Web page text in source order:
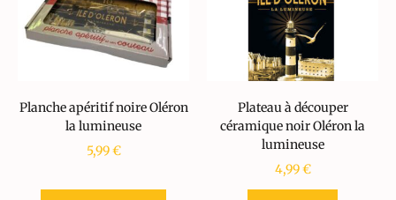
Planche apéritif noire Oléron
la lumineuse
5,99€
Plateau à découper
céramique noir Oléron la
lumineuse
4,99€